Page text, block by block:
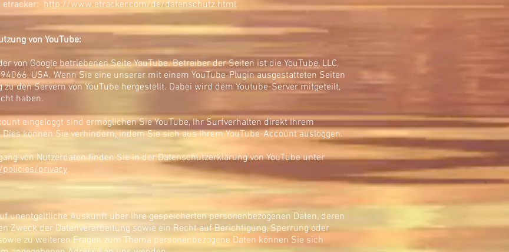
etracker: http://www.etracker.com/de/datenschutz.html
von YouTube:
von Google betriebenen Seite YouTube. Betreiber der Seiten ist die YouTube, LLC,
USA. Wenn Sie eine unserer mit einem YouTube-Plugin ausgestatteten Seiten
den Servern von YouTube hergestellt. Dabei wird dem Youtube-Server mitgeteilt,
haben.
eingeloggt sind ermöglichen Sie YouTube, Ihr Surfverhalten direkt Ihrem
können Sie verhindern, indem Sie sich aus Ihrem YouTube-Account ausloggen.
von Nutzerdaten finden Sie in der Datenschutzerklärung von YouTube unter
privacy
unentgeltliche Auskunft über Ihre gespeicherten personenbezogenen Daten, deren
Zweck der Datenverarbeitung sowie ein Recht auf Berichtigung, Sperrung oder
zu weiteren Fragen zum Thema personenbezogene Daten können Sie sich